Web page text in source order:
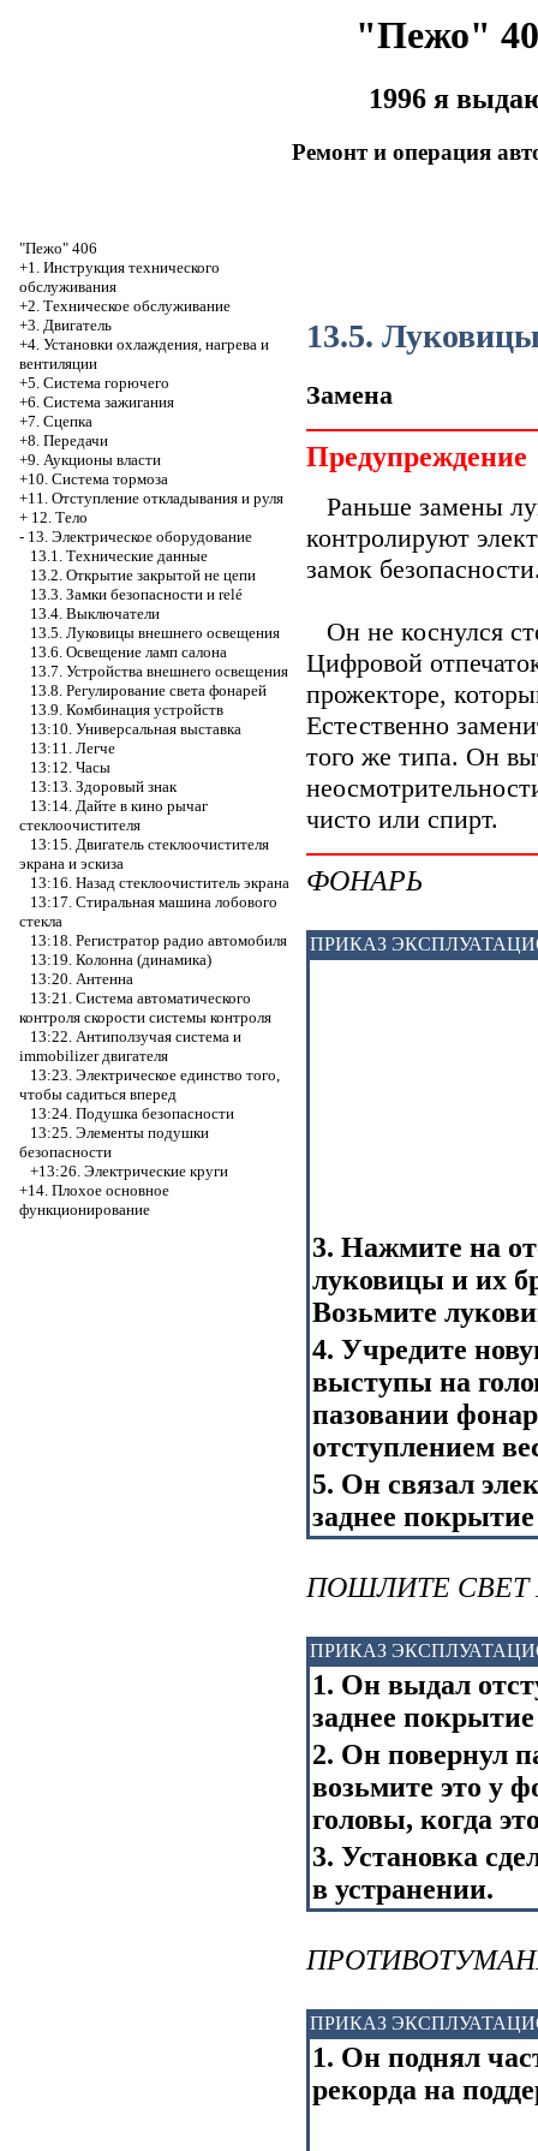
"Пежо"
1996 я
Ремонт и операция
"Пежо" 406
+1. Инструкция технического
обслуживания
+2. Техническое обслуживание
+3. Двигатель
+4. Установки охлаждения, нагрева и
вентиляции
+5. Система горючего
+6. Система зажигания
+7. Сцепка
+8. Передачи
+9. Аукционы власти
+10. Система тормоза
+11. Отступление откладывания и руля
+ 12. Тело
- 13. Электрическое оборудование
13.1. Технические данные
13.2. Открытие закрытой не цепи
13.3. Замки безопасности и relé
13.4. Выключатели
13.5. Луковицы внешнего освещения
13.6. Освещение ламп салона
13.7. Устройства внешнего освещения
13.8. Регулирование света фонарей
13.9. Комбинация устройств
13:10. Универсальная выставка
13:11. Легче
13:12. Часы
13:13. Здоровый знак
13:14. Дайте в кино рычаг
стеклоочистителя
13:15. Двигатель стеклоочистителя
экрана и эскиза
13:16. Назад стеклоочиститель экрана
13:17. Стиральная машина лобового
стекла
13:18. Регистратор радио автомобиля
13:19. Колонна (динамика)
13:20. Антенна
13:21. Система автоматического
контроля скорости системы контроля
13:22. Антиползучая система и
immobilizer двигателя
13:23. Электрическое единство того,
чтобы садиться вперед
13:24. Подушка безопасности
13:25. Элементы подушки
безопасности
+13:26. Электрические круги
+14. Плохое основное
функционирование
13.5.
Замена
Предупреждение
Раньше замены
контролируют
замок
Он не коснулся
Цифровой
прожекторе,
Естественно
того же типа. Он
чисто или спирт.
ФОНАРЬ
ПРИКАЗ
3. Нажмите на
луковицы и их
Возьмите
4. Учредите
выступы на
пазовании
отступлением
5. Он связал
заднее
ПОШЛИТЕ СВЕТ
ПРИКАЗ
1. Он выдал
заднее
2. Он повернул
возьмите это у
головы, когда
3. Установка
в устранении.
ПРИКАЗ
1. Он поднял
рекорда на